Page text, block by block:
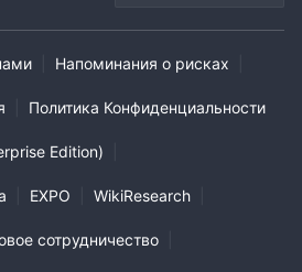
Напоминания о рисках
Политика Конфиденциальности
Edition)
EXPO WikiResearch
сотрудничество